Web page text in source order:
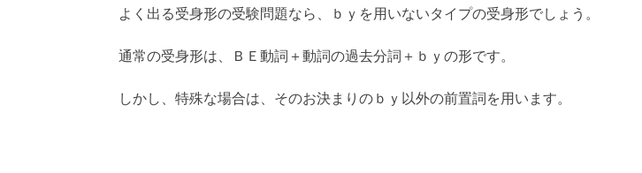
よく出る受身形の受験問題なら、ｂｙを用いないタイプの受身形でしょう。
通常の受身形は、ＢＥ動詞＋動詞の過去分詞＋ｂｙの形です。
しかし、特殊な場合は、そのお決まりのｂｙ以外の前置詞を用います。